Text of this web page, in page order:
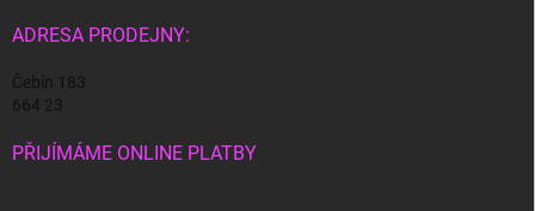
ADRESA PRODEJNY:
Čebín 183
664 23
PŘIJÍMÁME ONLINE PLATBY